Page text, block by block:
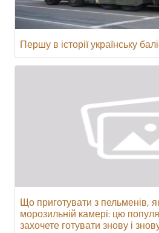
Першу в історії українську
Що приготувати з пельменів,
морозильній камері: цю
захочете готувати знову і